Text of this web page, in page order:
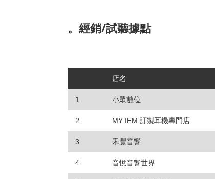
。經銷/試聽據點
店名
1 小眾數位
2 MY IEM 訂製耳機專門店
3 禾豐音響
4 音悅音響世界